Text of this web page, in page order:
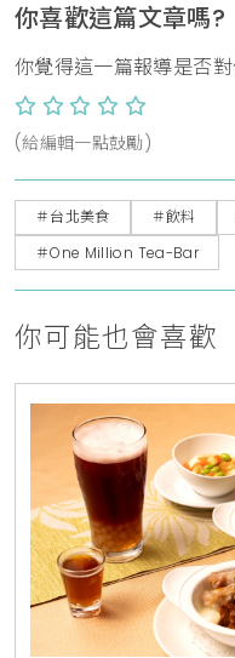
你喜歡這篇文章嗎?
你覺得這一篇報導是否
(給編輯一點鼓勵)
＃台北美食 ＃飲料
＃One Million Tea-Bar
你可能也會喜歡